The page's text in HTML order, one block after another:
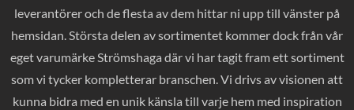
leverantörer och de flesta av dem hittar ni upp till vänster på
hemsidan. Största delen av sortimentet kommer dock från vår
eget varumärke Strömshaga där vi har tagit fram ett sortiment
som vi tycker kompletterar branschen. Vi drivs av visionen att
kunna bidra med en unik känsla till varje hem med inspiration